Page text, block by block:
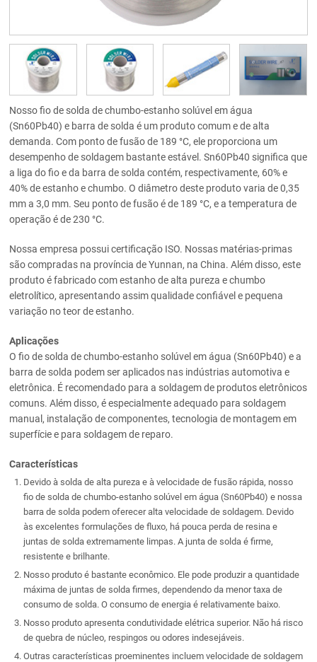
Nosso fio de solda de chumbo-estanho solúvel em água
(Sn60Pb40) e barra de solda é um produto comum e de alta
demanda. Com ponto de fusão de 189 °C, ele proporciona um
desempenho de soldagem bastante estável. Sn60Pb40 significa que
a liga do fio e da barra de solda contém, respectivamente, 60% e
40% de estanho e chumbo. O diâmetro deste produto varia de 0,35
mm a 3,0 mm. Seu ponto de fusão é de 189 °C, e a temperatura de
operação é de 230 °C.
Nossa empresa possui certificação ISO. Nossas matérias-primas
são compradas na província de Yunnan, na China. Além disso, este
produto é fabricado com estanho de alta pureza e chumbo
eletrolítico, apresentando assim qualidade confiável e pequena
variação no teor de estanho.
Aplicações
O fio de solda de chumbo-estanho solúvel em água (Sn60Pb40) e a
barra de solda podem ser aplicados nas indústrias automotiva e
eletrônica. É recomendado para a soldagem de produtos eletrônicos
comuns. Além disso, é especialmente adequado para soldagem
manual, instalação de componentes, tecnologia de montagem em
superfície e para soldagem de reparo.
Características
Devido à solda de alta pureza e à velocidade de fusão rápida, nosso
fio de solda de chumbo-estanho solúvel em água (Sn60Pb40) e nossa
barra de solda podem oferecer alta velocidade de soldagem. Devido
às excelentes formulações de fluxo, há pouca perda de resina e
juntas de solda extremamente limpas. A junta de solda é firme,
resistente e brilhante.
Nosso produto é bastante econômico. Ele pode produzir a quantidade
máxima de juntas de solda firmes, dependendo da menor taxa de
consumo de solda. O consumo de energia é relativamente baixo.
Nosso produto apresenta condutividade elétrica superior. Não há risco
de quebra de núcleo, respingos ou odores indesejáveis.
Outras características proeminentes incluem velocidade de soldagem